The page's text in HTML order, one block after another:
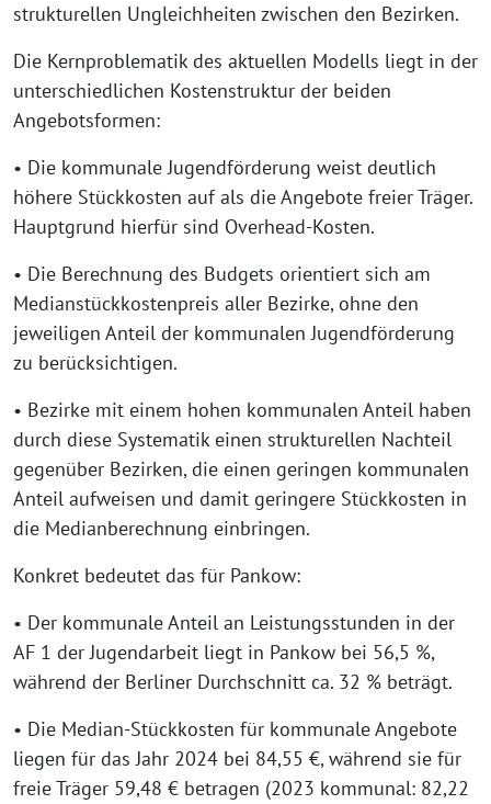
strukturellen Ungleichheiten zwischen den Bezirken.
Die Kernproblematik des aktuellen Modells liegt in der
unterschiedlichen Kostenstruktur der beiden
Angebotsformen:
• Die kommunale Jugendförderung weist deutlich
höhere Stückkosten auf als die Angebote freier Träger.
Hauptgrund hierfür sind Overhead-Kosten.
• Die Berechnung des Budgets orientiert sich am
Medianstückkostenpreis aller Bezirke, ohne den
jeweiligen Anteil der kommunalen Jugendförderung
zu berücksichtigen.
• Bezirke mit einem hohen kommunalen Anteil haben
durch diese Systematik einen strukturellen Nachteil
gegenüber Bezirken, die einen geringen kommunalen
Anteil aufweisen und damit geringere Stückkosten in
die Medianberechnung einbringen.
Konkret bedeutet das für Pankow:
• Der kommunale Anteil an Leistungsstunden in der
AF 1 der Jugendarbeit liegt in Pankow bei 56,5 %,
während der Berliner Durchschnitt ca. 32 % beträgt.
• Die Median-Stückkosten für kommunale Angebote
liegen für das Jahr 2024 bei 84,55 €, während sie für
freie Träger 59,48 € betragen (2023 kommunal: 82,22